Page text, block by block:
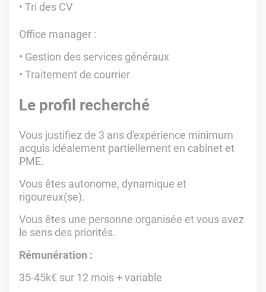
Tri des CV
Office manager :
Gestion des services généraux
Traitement de courrier
Le profil recherché
Vous justifiez de 3 ans d'expérience minimum
acquis idéalement partiellement en cabinet et
PME.
Vous êtes autonome, dynamique et
rigoureux(se).
Vous êtes une personne organisée et vous avez
le sens des priorités.
Rémunération :
35-45k€ sur 12 mois + variable